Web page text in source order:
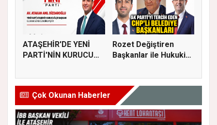
ATAŞEHİR'DE YENİ
PARTİ'NİN KURUCU
Rozet Değiştiren
Başkanlar ile Hukuki
Çok Okunan Haberler